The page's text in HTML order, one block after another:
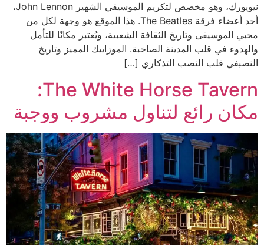
نيويورك، وهو مخصص لتكريم الموسيقي الشهير John Lennon،
أحد أعضاء فرقة The Beatles. هذا الموقع هو وجهة لكل من
محبي الموسيقى وتاريخ الثقافة الشعبية، ويُعتبر مكانًا للتأمل
والهدوء في قلب المدينة الصاخبة. الموزاييك المميز وتاريخ
النصبفي قلب النصب التذكاري […]
The White Horse Tavern:
مكان رائع لتناول مشروب ووجبة